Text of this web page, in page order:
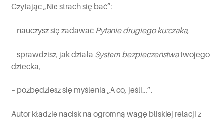
Czytając „Nie strach się bać”:
– nauczysz się zadawać Pytanie drugiego kurczaka,
– sprawdzisz, jak działa System bezpieczeństwatwojego
dziecka,
– pozbędziesz się myślenia „A co, jeśli…”.
Autor kładzie nacisk na ogromną wagę bliskiej relacji z